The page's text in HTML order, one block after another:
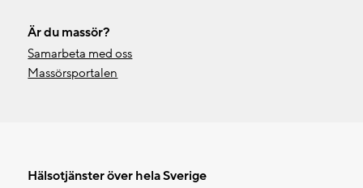
Är du massör?
Samarbeta med oss
Massörsportalen
Hälsotjänster över hela Sverige